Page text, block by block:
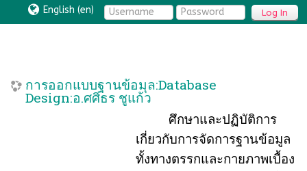
Log In
English ‎(en)‎
การออกแบบฐานข้อมุล:Database
Design:อ.ศศิธร ชูแก้ว
ศึกษาและปฏิบัติการ
เกี่ยวกับการจัดการฐานข้อมูล
ทั้งทางตรรกและกายภาพเบื้อง